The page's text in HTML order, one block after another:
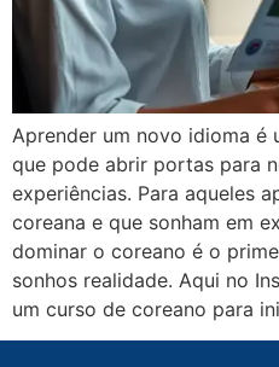
Aprender um novo idioma é
que pode abrir portas para
experiências. Para aqueles
coreana e que sonham em
dominar o coreano é o
sonhos realidade. Aqui no
um curso de coreano para